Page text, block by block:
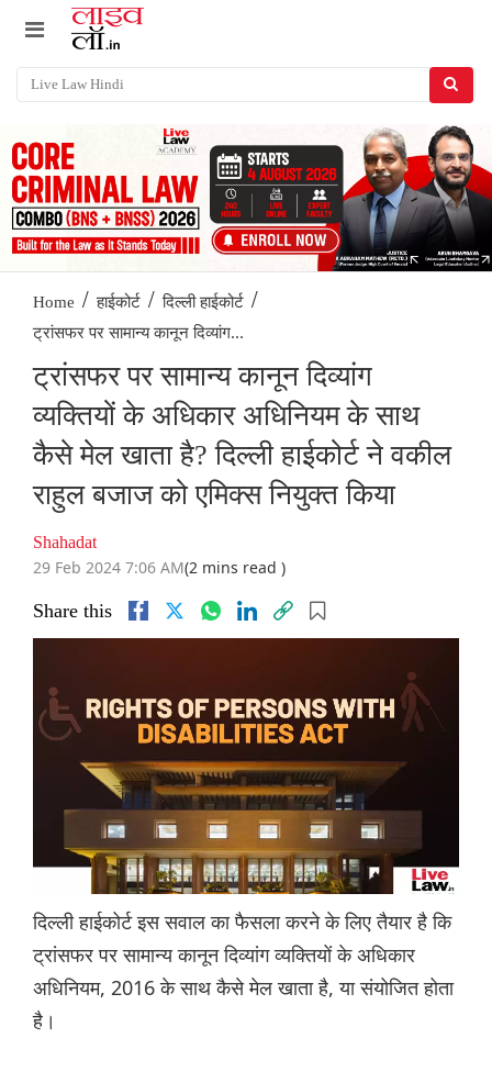
Home / हाईकोर्ट / दिल्ली हाईकोर्ट /
ट्रांसफर पर सामान्य कानून दिव्यांग...
ट्रांसफर पर सामान्य कानून दिव्यांग
व्यक्तियों के अधिकार अधिनियम के साथ
कैसे मेल खाता है? दिल्ली हाईकोर्ट ने वकील
राहुल बजाज को एमिक्स नियुक्त किया
Shahadat
29 Feb 2024 7:06 AM(2 mins read )
Share this
दिल्ली हाईकोर्ट इस सवाल का फैसला करने के लिए तैयार है कि
ट्रांसफर पर सामान्य कानून दिव्यांग व्यक्तियों के अधिकार
अधिनियम, 2016 के साथ कैसे मेल खाता है, या संयोजित होता
है।